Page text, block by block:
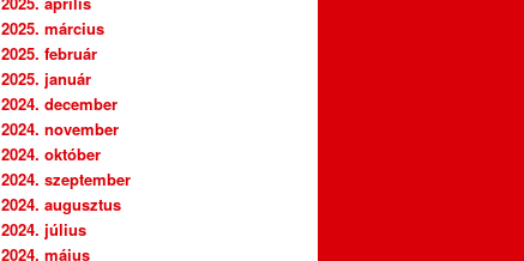
2025. március
2025. február
2025. január
2024. december
2024. november
2024. október
2024. szeptember
2024. augusztus
2024. július
2024. május